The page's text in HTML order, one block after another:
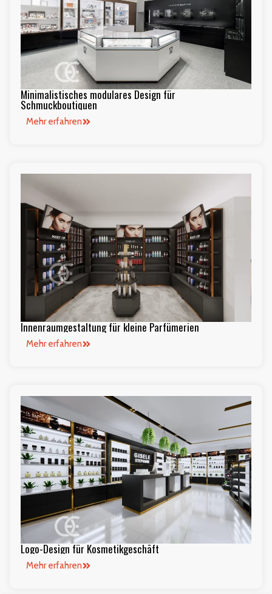
Minimalistisches modulares Design für
Schmuckboutiquen
Mehr erfahren
Innenraumgestaltung für kleine Parfümerien
Mehr erfahren
Logo-Design für Kosmetikgeschäft
Mehr erfahren